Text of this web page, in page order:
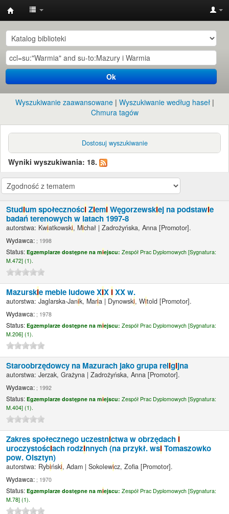
Instytut
Etnologii
i
Antropologii
Kulturowej
UW
Ok
Wyszukiwanie zaawansowane
Wyszukiwanie według haseł
Chmura tagów
Dostosuj wyszukiwanie
Wyniki wyszukiwania: 18.
Studium społecznościZiemiWęgorzewskiej na podstawie
badań terenowych w latach 1997-8
autorstwa: Kwiatkowski, Michał |Zadrożyńska, Anna [Promotor].
Wydawca: ; 1998
Status:Egzemplarze dostępne na miejscu:Zespół Prac Dyplomowych [Sygnatura:
M.472] (1).
Mazurskie meble ludowe XIX iXX w.
autorstwa:Jaglarska-Janik, Maria | Dynowski, Witold [Promotor].
Wydawca: ; 1978
Status:Egzemplarze dostępne na miejscu:Zespół Prac Dyplomowych [Sygnatura:
M.206] (1).
Staroobrzędowcy na Mazurach jako grupa religijna
autorstwa:Jerzak, Grażyna |Zadrożyńska, Anna [Promotor].
Wydawca: ; 1992
Status:Egzemplarze dostępne na miejscu:Zespół Prac Dyplomowych [Sygnatura:
M.404] (1).
Zakres społecznego uczestnictwa w obrzędach i
uroczystościach rodzinnych (na przykł. wsiTomaszowko
pow. Olsztyn)
autorstwa: Rybiński, Adam |Sokolewicz, Zofa [Promotor].
Wydawca: ; 1970
Status:Egzemplarze dostępne na miejscu:Zespół Prac Dyplomowych [Sygnatura:
M.78] (1).